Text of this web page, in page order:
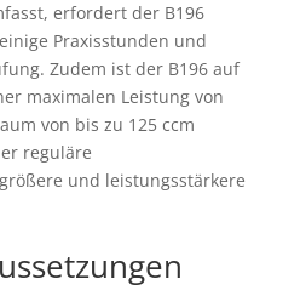
erfordert der B196
Praxisstunden und
Zudem ist der B196 auf
maximalen Leistung von
von bis zu 125 ccm
reguläre
und leistungsstärkere